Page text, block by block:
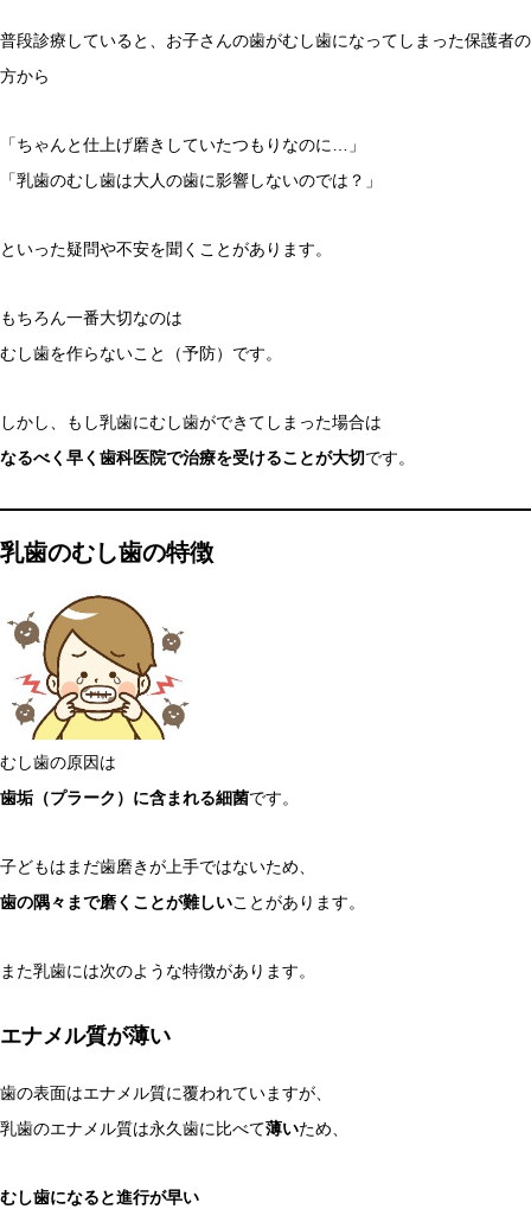
普段診療していると、お子さんの歯がむし歯になってしまった保護者の
方から
「ちゃんと仕上げ磨きしていたつもりなのに…」
「乳歯のむし歯は大人の歯に影響しないのでは？」
といった疑問や不安を聞くことがあります。
もちろん一番大切なのは
むし歯を作らないこと（予防）です。
しかし、もし乳歯にむし歯ができてしまった場合は
なるべく早く歯科医院で治療を受けることが大切です。
乳歯のむし歯の特徴
むし歯の原因は
歯垢（プラーク）に含まれる細菌です。
子どもはまだ歯磨きが上手ではないため、
歯の隅々まで磨くことが難しいことがあります。
また乳歯には次のような特徴があります。
エナメル質が薄い
歯の表面はエナメル質に覆われていますが、
乳歯のエナメル質は永久歯に比べて薄いため、
むし歯になると進行が早い